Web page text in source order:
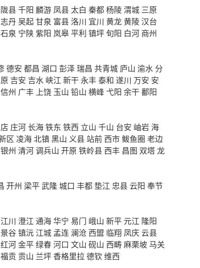
陇县千阳 麟游 凤县 太白 秦都杨陵渭城 三原
志丹吴起甘泉 富县洛川 宜川 黄龙黄陵汉台
石泉 宁陕紫阳 岚皋平利 镇坪旬阳 白河 商州
德安 都昌 湖口 彭泽瑞昌 共青城 庐山 渝水 分
吉安 吉水 峡江 新干 永丰泰和 遂川 万安 安
信州 广丰 上饶 玉山 铅山 横峰 弋阳 余干鄱阳
庄河 长海铁东 铁西 立山 千山 台安 岫岩 海
区 凌海北镇黑山 义县 站前 西市 鲅鱼圈 老边
银州 清河调兵山 开原 铁岭县 西丰 昌图 双塔龙
开州 梁平武隆城口 丰都 垫江 忠县 云阳 奉节
江川 澄江 通海华宁 易门 峨山 新平 元江 隆阳
景谷镇沅 江城 孟连 澜沧 西盟 临翔 凤庆 云县
红河金平绿春河口 文山 砚山 西畴麻栗坡 马关
福贡 贡山 兰坪 香格里拉 德钦维西